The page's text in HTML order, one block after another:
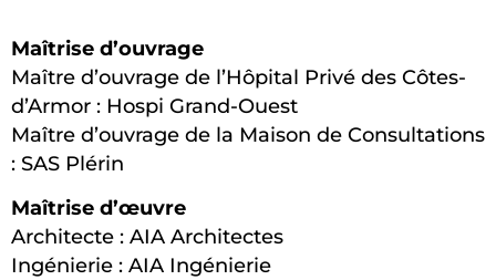
Maîtrise d’ouvrage
Maître d’ouvrage de l’Hôpital Privé des Côtes-
d’Armor : Hospi Grand-Ouest
Maître d’ouvrage de la Maison de Consultations
: SAS Plérin
Maîtrise d’œuvre
Architecte : AIA Architectes
Ingénierie : AIA Ingénierie